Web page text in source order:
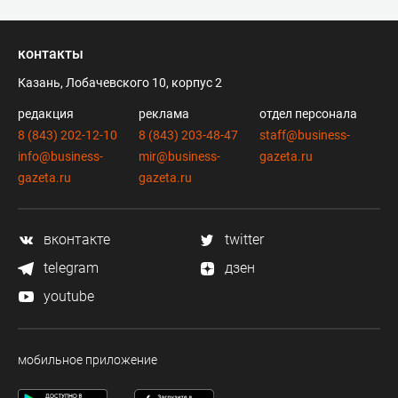
контакты
Казань, Лобачевского 10, корпус 2
редакция
8 (843) 202-12-10
info@business-
gazeta.ru
реклама
8 (843) 203-48-47
mir@business-
gazeta.ru
отдел персонала
staff@business-
gazeta.ru
вконтакте
twitter
telegram
дзен
youtube
мобильное приложение